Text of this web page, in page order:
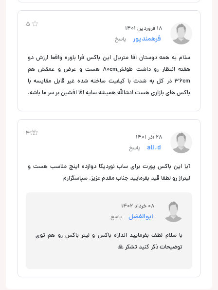
5 18 فروردین 1401
فرهمندپور پاسخ
سلام به همه دوستان اقا متریال این باکس فرا باوره واقعا ارزش دو
هفته انتظار رو داشت طولش80cm هست و عرض و عمقش هم
36cm در کل به شدت با کیفیت ساخته شده غیر قابل مقایسه با
باکس های بازاری هست انشالله همیشه سایه اقا افشین بر سر ما باشه.
4 28 آذر 1401
پاسخ
آیا این باکس پورت برای ساب نوردیکا دوازده اینچ مناسب هست و
لیتراژ رو لطفا قید بفرمایید جناب مقدم عزیز. سپاسگزارم
1
08 خرداد 1402
ابوالفضل پاسخ
با سلام لطف بفرمایید اندازه باکس و لیتر باکس رو هم توی
توضیحات ذکر کنید تشکر 🙏